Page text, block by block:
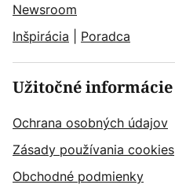
Newsroom
Inšpirácia
Poradca
Užitočné informácie
Ochrana osobných údajov
Zásady používania cookies
Obchodné podmienky